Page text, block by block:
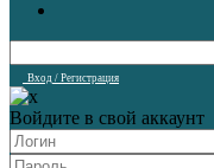
Вход / Регистрация
Войдите в свой аккаунт